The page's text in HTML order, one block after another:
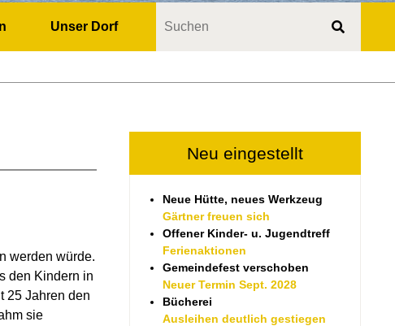
Unser Dorf
werden würde.
den Kindern in
25 Jahren den
sie
Neu eingestellt
Neue Hütte, neues Werkzeug
Gärtner freuen sich
Offener Kinder- u. Jugendtreff
Ferienaktionen
Gemeindefest verschoben
Neuer Termin Sept. 2028
Bücherei
Ausleihen deutlich gestiegen